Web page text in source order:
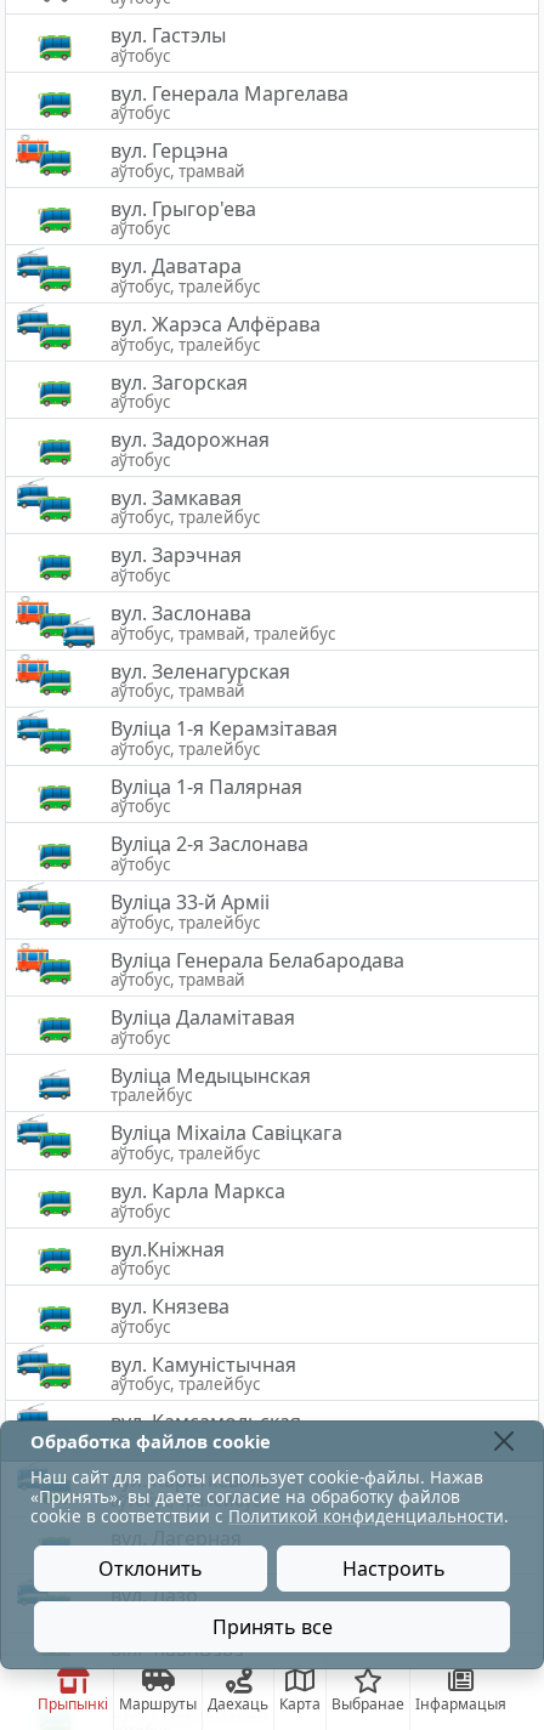
Прыпынкі Маршруты Даехаць Карта Выбранае Інфармацыя
вул. Гастэлы
аўтобус
вул. Генерала Маргелава
аўтобус
вул. Герцэна
аўтобус, трамвай
вул. Грыгор'ева
аўтобус
вул. Даватара
аўтобус, тралейбус
вул. Жарэса Алфёрава
аўтобус, тралейбус
вул. Загорская
аўтобус
вул. Задорожная
аўтобус
вул. Замкавая
аўтобус, тралейбус
вул. Зарэчная
аўтобус
вул. Заслонава
аўтобус, трамвай, тралейбус
вул. Зеленагурская
аўтобус, трамвай
Вуліца 1-я Керамзітавая
аўтобус, тралейбус
Вуліца 1-я Палярная
аўтобус
Вулiца 2-я Заслонава
аўтобус
Вуліца 33-й Арміі
аўтобус, тралейбус
Вуліца Генерала Белабародава
аўтобус, трамвай
Вуліца Даламітавая
аўтобус
Вуліца Медыцынская
тралейбус
Вуліца Міхаіла Савіцкага
аўтобус, тралейбус
вул. Карла Маркса
аўтобус
вул.Кніжная
аўтобус
вул. Князева
аўтобус
вул. Камуністычная
аўтобус, тралейбус
вул. Камсамольская
аўтобус, тралейбус
вул. Караткевіча
аўтобус, тралейбус
аўтобус
вул. Лазо
аўтобус, тралейбус
вул. Лявонава
аўтобус
вул. Ліозненская
Обработка файлов cookie
Наш сайт для работы использует cookie-файлы. Нажав
«Принять», вы даете согласие на обработку файлов
cookie в соответствии с Политикой конфиденциальности.
Отклонить Настроить
Принять все